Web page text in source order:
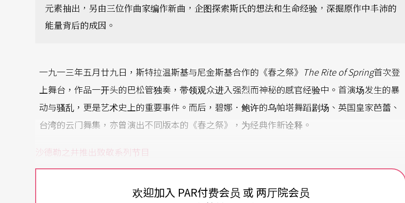
元素抽出，另由三位作曲家编作新曲，企图探索斯氏的想法和生命经验，深掘原作中丰沛的
能量背后的成因。
一九一三年五月廿九日，斯特拉温斯基与尼金斯基合作的《春之祭》 The Rite of Spring首次登
上舞台，作品一开头的巴松管独奏，带领观众进入强烈而神秘的感官经验中。首演场发生的暴
动与骚乱，更是艺术史上的重要事件。而后，碧娜．鲍许的乌帕塔舞蹈剧场、英国皇家芭蕾、
台湾的云门舞集，亦曾演出不同版本的《春之祭》，为经典作新诠释。
沙德勒之井推出致敬系列节目
二○一三年，伦敦首屈一指的舞蹈剧场沙德勒之井剧院（Sadler’s Wells）向《春之祭》问世一
百周年致敬，策画了“String of Rites”系列节目。四月中首先上演的作品是麦可．奇根多兰（Mi
欢迎加入 PAR付费会员 或 两厅院会员